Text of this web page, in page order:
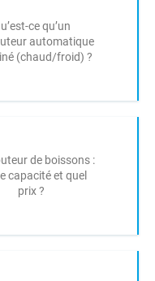
ce qu’un
automatique
(chaud/froid) ?
de boissons :
capacité et quel
prix ?